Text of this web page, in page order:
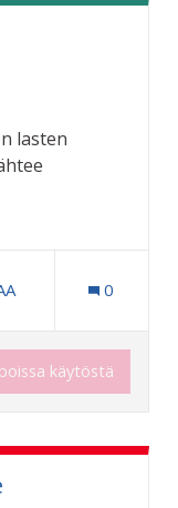
lasten
ja ulkoilu
0
käytöstä